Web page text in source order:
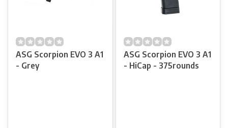
ASG Scorpion EVO 3 A1
- Grey
ASG Scorpion EVO 3 A1
- HiCap - 375rounds